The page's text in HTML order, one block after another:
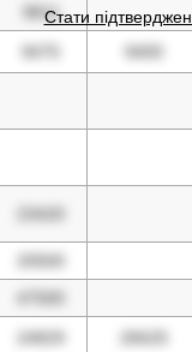
9811
9475 9400
23420
20500
47500
24829 26625
Стати